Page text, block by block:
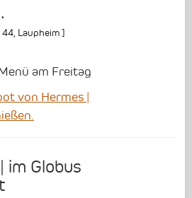
44, Laupheim]
am Freitag
von Hermes |
im Globus